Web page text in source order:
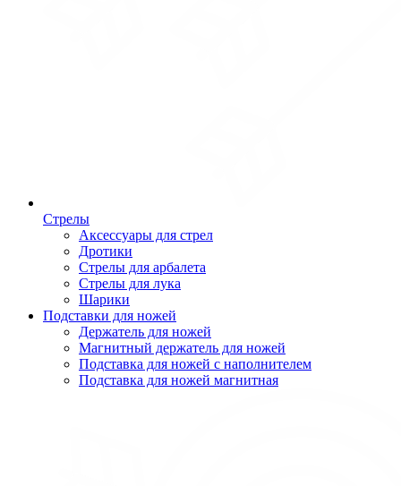
Стрелы
Аксессуары для стрел
Дротики
Стрелы для арбалета
Стрелы для лука
Шарики
Подставки для ножей
Держатель для ножей
Магнитный держатель для ножей
Подставка для ножей с наполнителем
Подставка для ножей магнитная